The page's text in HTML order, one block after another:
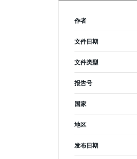
作者
文件日期
文件类型
报告号
国家
地区
发布日期